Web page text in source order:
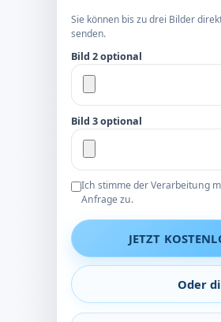
Sie können bis zu drei Bilder
senden.
Bild 2 optional
Bild 3 optional
Ich stimme der Verarbeitung
Anfrage zu.
JETZT
Oder